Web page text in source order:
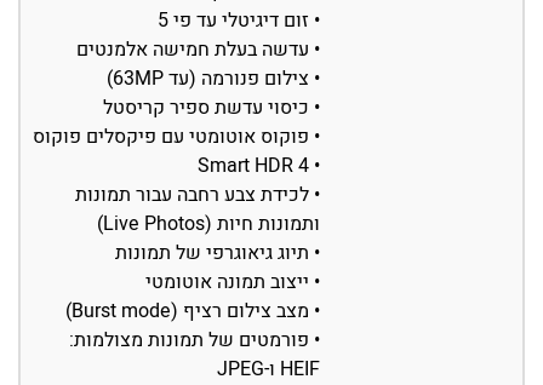
• זום דיגיטלי עד פי 5
• עדשה בעלת חמישה אלמנטים
• צילום פנורמה (עד 63MP)
• כיסוי עדשת ספיר קריסטל
• פוקוס אוטומטי עם פיקסלים פוקוס
• Smart HDR 4
• לכידת צבע רחבה עבור תמונות
ותמונות חיות (Live Photos)
• תיוג גיאוגרפי של תמונות
• ייצוב תמונה אוטומטי
• מצב צילום רציף (Burst mode)
• פורמטים של תמונות מצולמות:
HEIF ו-JPEG